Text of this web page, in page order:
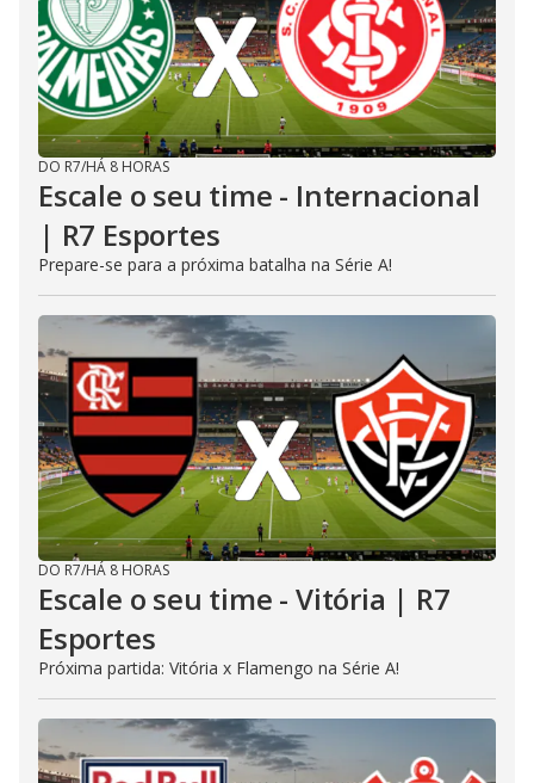
DO R7/HÁ 8 HORAS
Escale o seu time - Internacional
| R7 Esportes
Prepare-se para a próxima batalha na Série A!
DO R7/HÁ 8 HORAS
Escale o seu time - Vitória | R7
Esportes
Próxima partida: Vitória x Flamengo na Série A!